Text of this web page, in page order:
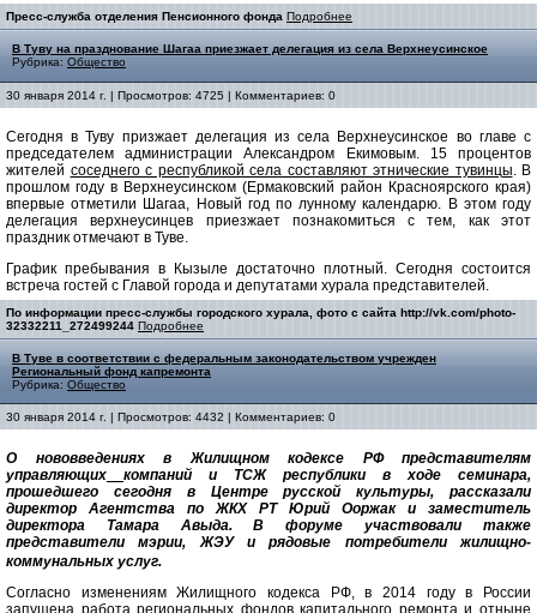
Пресс-служба отделения Пенсионного фонда Подробнее
В Туву на празднование Шагаа приезжает делегация из села Верхнеусинское
Рубрика: Общество
30 января 2014 г. | Просмотров: 4725 | Комментариев: 0
Сегодня в Туву призжает делегация из села Верхнеусинское во главе с
председателем администрации Александром Екимовым. 15 процентов
жителей соседнего с республикой села составляют этнические тувинцы. В
прошлом году в Верхнеусинском (Ермаковский район Красноярского края)
впервые отметили Шагаа, Новый год по лунному календарю. В этом году
делегация верхнеусинцев приезжает познакомиться с тем, как этот
праздник отмечают в Туве.
График пребывания в Кызыле достаточно плотный. Сегодня состоится
встреча гостей с Главой города и депутатами хурала представителей.
По информации пресс-службы городского хурала, фото с сайта http://vk.com/photo-
32332211_272499244 Подробнее
В Туве в соответствии с федеральным законодательством учрежден
Региональный фонд капремонта
Рубрика: Общество
30 января 2014 г. | Просмотров: 4432 | Комментариев: 0
О нововведениях в Жилищном кодексе РФ представителям
управляющих
компаний и ТСЖ республики в ходе семинара,
прошедшего сегодня в Центре русской культуры, рассказали
директор Агентства по ЖКХ РТ Юрий Ооржак и заместитель
директора Тамара Авыда. В форуме участвовали также
представители
мэрии, ЖЭУ и рядовые потребители жилищно-
коммунальных услуг.
Согласно изменениям Жилищного кодекса РФ, в 2014 году в России